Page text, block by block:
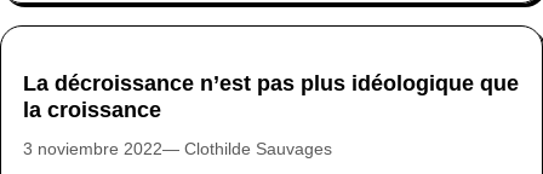
au rôle des économistes “experts” dans la perpétuation de
certains mythes…
La décroissance n’est pas plus idéologique que
la croissance
3 noviembre 2022 Clothilde Sauvages